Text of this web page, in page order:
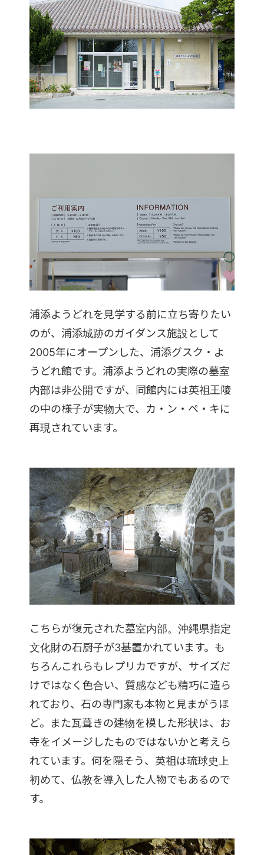
浦添ようどれを見学する前に立ち寄りたい
のが、浦添城跡のガイダンス施設として
2005年にオープンした、浦添グスク・よ
うどれ館です。浦添ようどれの実際の墓室
内部は非公開ですが、同館内には英祖王陵
の中の様子が実物大で、カ・ン・ペ・キに
再現されています。
こちらが復元された墓室内部。沖縄県指定
文化財の石厨子が3基置かれています。も
ちろんこれらもレプリカですが、サイズだ
けではなく色合い、質感なども精巧に造ら
れており、石の専門家も本物と見まがうほ
ど。また瓦葺きの建物を模した形状は、お
寺をイメージしたものではないかと考えら
れています。何を隠そう、英祖は琉球史上
初めて、仏教を導入した人物でもあるので
す。